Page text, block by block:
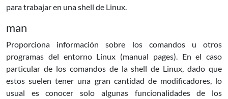
para trabajar en una shell de Linux.
man
Proporciona información sobre los comandos u otros
programas del entorno Linux (manual pages). En el caso
particular de los comandos de la shell de Linux, dado que
estos suelen tener una gran cantidad de modificadores, lo
usual es conocer solo algunas funcionalidades de los